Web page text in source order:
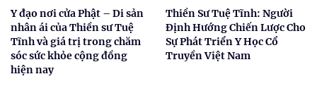
Y đạo nơi cửa Phật – Di sản
nhân ái của Thiền sư Tuệ
Tĩnh và giá trị trong chăm
sóc sức khỏe cộng đồng
hiện nay
Thiền Sư Tuệ Tĩnh: Người
Định Hướng Chiến Lược Cho
Sự Phát Triển Y Học Cổ
Truyền Việt Nam